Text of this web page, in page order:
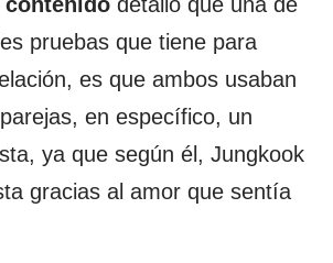
pruebas que tiene para
es que ambos usaban
en específico, un
ya que según él, Jungkook
gracias al amor que sentía